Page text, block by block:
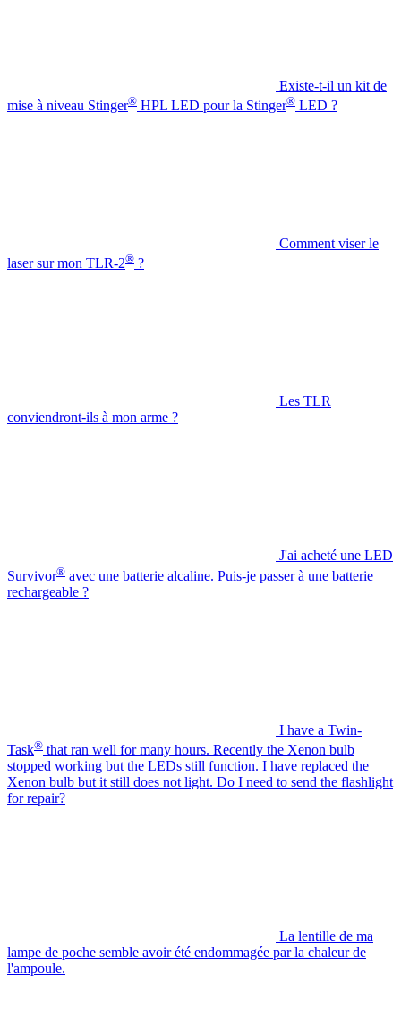
Existe-t-il un kit de
mise à niveau Stinger® HPL LED pour la Stinger® LED ?
Comment viser le
laser sur mon TLR-2® ?
Les TLR
conviendront-ils à mon arme ?
J'ai acheté une LED
Survivor® avec une batterie alcaline. Puis-je passer à une batterie
rechargeable ?
I have a Twin-
Task® that ran well for many hours. Recently the Xenon bulb
stopped working but the LEDs still function. I have replaced the
Xenon bulb but it still does not light. Do I need to send the flashlight
for repair?
La lentille de ma
lampe de poche semble avoir été endommagée par la chaleur de
l'ampoule.